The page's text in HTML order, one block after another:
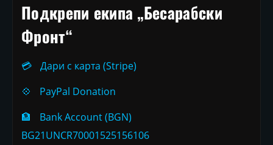
Подкрепи екипа „Бесарабски
Фронт“
💳
Дари с карта (Stripe)
💠
PayPal Donation
🏦
Bank Account (BGN)
BG21UNCR70001525156106